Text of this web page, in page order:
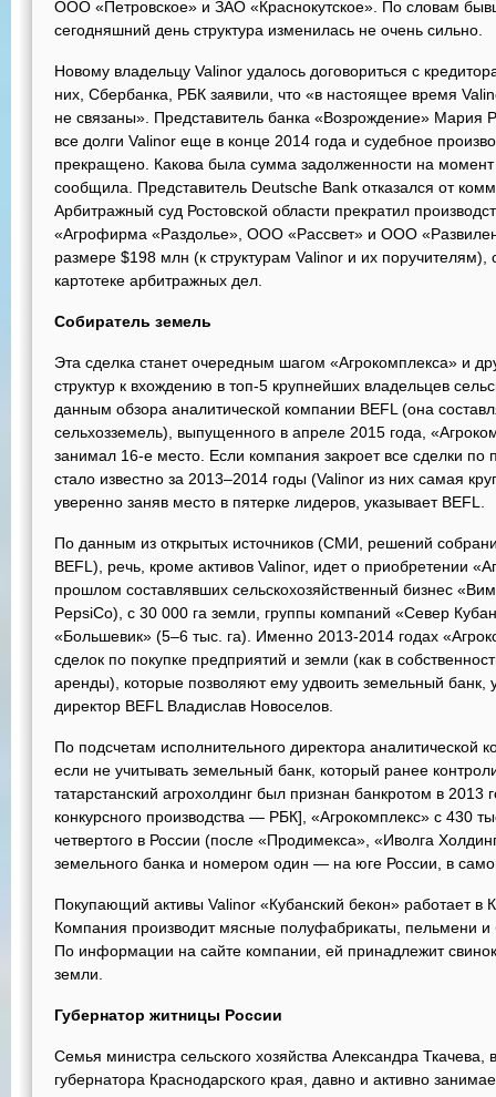
ООО «Петровское» и ЗАО «Краснокутское». По словам
сегодняшний день структура изменилась не очень сильно.
Новому владельцу Valinor удалось договориться с
них, Сбербанка, РБК заявили, что «в настоящее время
не связаны». Представитель банка «Возрождение» Мария
все долги Valinor еще в конце 2014 года и судебное
прекращено. Какова была сумма задолженности на
сообщила. Представитель Deutsche Bank отказался от
Арбитражный суд Ростовской области прекратил
«Агрофирма «Раздолье», ООО «Рассвет» и ООО
размере $198 млн (к структурам Valinor и их поручителям),
картотеке арбитражных дел.
Собиратель земель
Эта сделка станет очередным шагом «Агрокомплекса» и
структур к вхождению в топ-5 крупнейших владельцев
данным обзора аналитической компании BEFL (она
сельхозземель), выпущенного в апреле 2015 года,
занимал 16-е место. Если компания закроет все сделки по
стало известно за 2013–2014 годы (Valinor из них самая
уверенно заняв место в пятерке лидеров, указывает BEFL.
По данным из открытых источников (СМИ, решений
BEFL), речь, кроме активов Valinor, идет о приобретении
прошлом составлявших сельскохозяйственный бизнес
PepsiCo), c 30 000 га земли, группы компаний «Север
«Большевик» (5–6 тыс. га). Именно 2013-2014 годах
сделок по покупке предприятий и земли (как в
аренды), которые позволяют ему удвоить земельный банк,
директор BEFL Владислав Новоселов.
По подсчетам исполнительного директора аналитической
если не учитывать земельный банк, который ранее
татарстанский агрохолдинг был признан банкротом в 2013
конкурсного производства — РБК], «Агрокомплекс» с 430
четвертого в России (после «Продимекса», «Иволга
земельного банка и номером один — на юге России, в
Покупающий активы Valinor «Кубанский бекон» работает в
Компания производит мясные полуфабрикаты, пельмени
По информации на сайте компании, ей принадлежит
земли.
Губернатор житницы России
Семья министра сельского хозяйства Александра Ткачева,
губернатора Краснодарского края, давно и активно